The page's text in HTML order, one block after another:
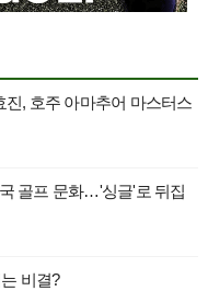
, 호주 아마추어 마스터스
골프 문화…'싱글'로 뒤집
비결?